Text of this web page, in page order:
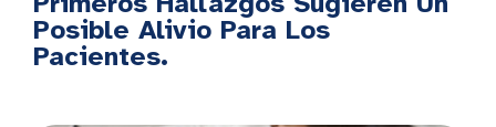
Posible Alivio Para Los
Pacientes.